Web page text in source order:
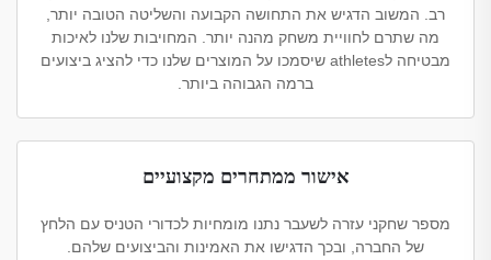
רב. המשוב הדגיש את התחושה הקבועה והשליטה הטובה יותר,
מה שתרם לחוויית משחק מהנה יותר. המחויבות שלנו לאיכות
מבטיחה לathletes שיסמכו על המוצרים שלנו כדי להציג ביצועים
ברמה הגבוהה ביותר.
אישור ממתחרים מקצועיים
מספר שחקני עזרה לשעבר נתנו מומחיות לכדורי הטניס עם הלחץ
של החברה, ובכך הדגישו את האמינות והביצועים שלהם.